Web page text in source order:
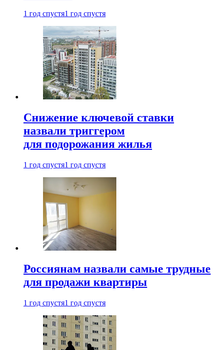
1 год спустя1 год спустя
Снижение ключевой ставки
назвали триггером
для подорожания жилья
1 год спустя1 год спустя
Россиянам назвали самые трудные
для продажи квартиры
1 год спустя1 год спустя